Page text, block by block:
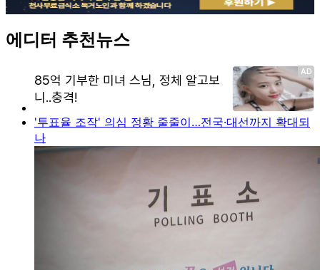
에디터 추천뉴스
'투표율 조작' 의심 정황 줄줄이…전국·대선까지 확대되
나